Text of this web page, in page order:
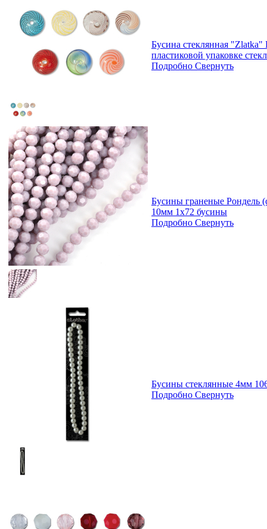
Бусина стеклянная
пластиковой упаковке
Подробно Свернуть
Бусины граненые Рондель
10мм 1х72 бусины
Подробно Свернуть
Бусины стеклянные 4мм
Подробно Свернуть